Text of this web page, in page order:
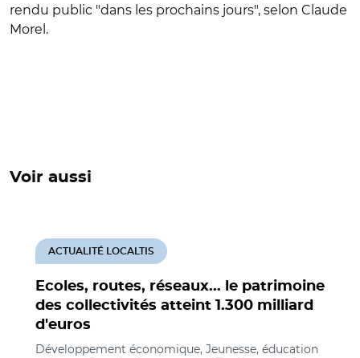
rendu public "dans les prochains jours", selon Claude
Morel.
Voir aussi
Ecoles, routes, réseaux... le patrimoine
des collectivités atteint 1.300 milliard
d'euros
ACTUALITÉ LOCALTIS
Développement économique, Jeunesse, éducation